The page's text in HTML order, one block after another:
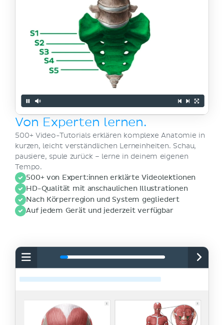
Von Experten lernen.
500+ Video-Tutorials erklären komplexe Anatomie in
kurzen, leicht verständlichen Lerneinheiten. Schau,
pausiere, spule zurück – lerne in deinem eigenen
Tempo.
500+ von Expert:innen erklärte Videolektionen
HD-Qualität mit anschaulichen Illustrationen
Nach Körperregion und System gegliedert
Auf jedem Gerät und jederzeit verfügbar